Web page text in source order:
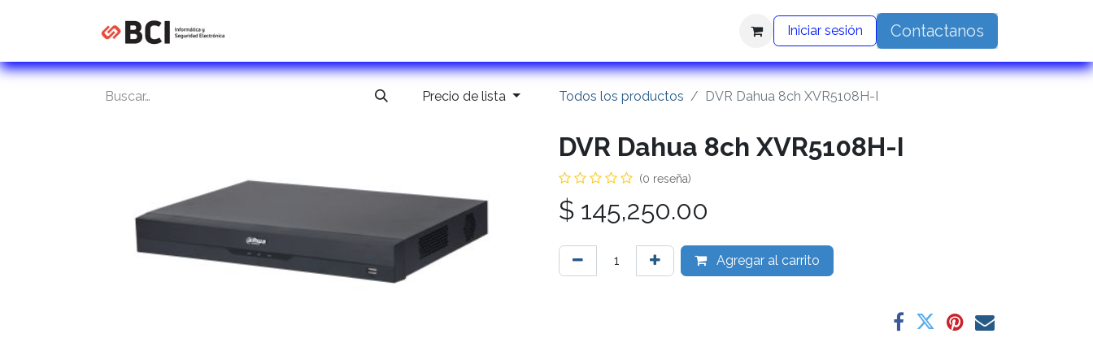
Iniciar sesión Contactanos
Precio de lista Todos los productos DVR Dahua 8ch XVR5108H-I
DVR Dahua 8ch XVR5108H-I
(0 reseña)
$ 145,250.00
Agregar al carrito